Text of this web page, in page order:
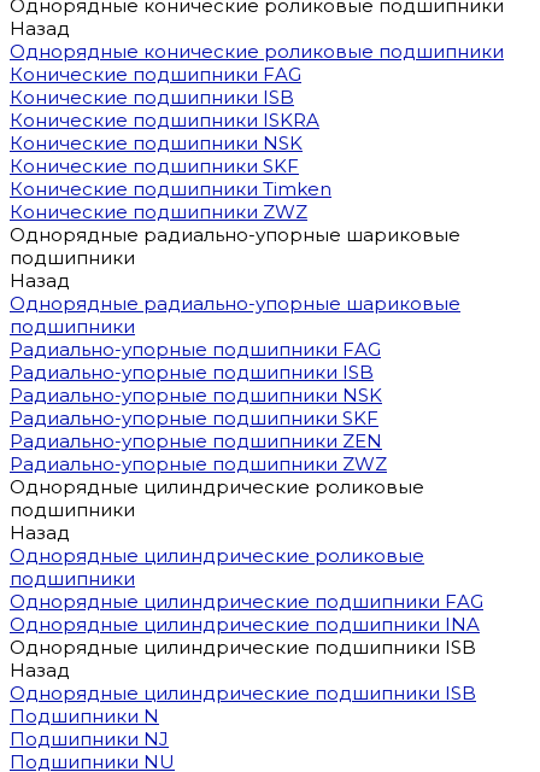
Однорядные конические роликовые подшипники
Назад
Однорядные конические роликовые подшипники
Конические подшипники FAG
Конические подшипники ISB
Конические подшипники ISKRA
Конические подшипники NSK
Конические подшипники SKF
Конические подшипники Timken
Конические подшипники ZWZ
Однорядные радиально-упорные шариковые
подшипники
Назад
Однорядные радиально-упорные шариковые
подшипники
Радиально-упорные подшипники FAG
Радиально-упорные подшипники ISB
Радиально-упорные подшипники NSK
Радиально-упорные подшипники SKF
Радиально-упорные подшипники ZEN
Радиально-упорные подшипники ZWZ
Однорядные цилиндрические роликовые
подшипники
Назад
Однорядные цилиндрические роликовые
подшипники
Однорядные цилиндрические подшипники FAG
Однорядные цилиндрические подшипники INA
Однорядные цилиндрические подшипники ISB
Назад
Однорядные цилиндрические подшипники ISB
Подшипники N
Подшипники NJ
Подшипники NU